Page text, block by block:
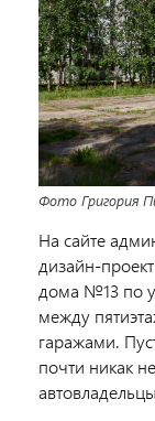
Фото Григория
На сайте
дизайн-
дома №13 по
между
гаражами.
почти никак